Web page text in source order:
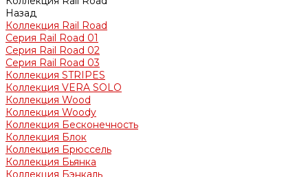
Назад
Коллекция Rail Road
Серия Rail Road 01
Серия Rail Road 02
Серия Rail Road 03
Коллекция STRIPES
Коллекция VERA SOLO
Коллекция Wood
Коллекция Woody
Коллекция Бесконечность
Коллекция Блок
Коллекция Брюссель
Коллекция Бьянка
Коллекция Бэнкаль